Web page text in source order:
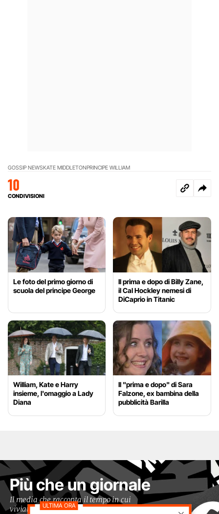
GOSSIP NEWSKATE MIDDLETONPRINCIPE WILLIAM
10
CONDIVISIONI
Le foto del primo giorno di
scuola del principe George
Il prima e dopo di Billy Zane,
il Cal Hockley nemesi di
DiCaprio in Titanic
William, Kate e Harry
insieme, l'omaggio a Lady
Diana
Il "prima e dopo" di Sara
Falzone, ex bambina della
pubblicità Barilla
Più che un giornale
Il media che racconta il tempo in cui
viviamo con occhi moderni